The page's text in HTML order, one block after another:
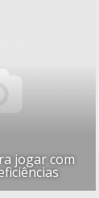
jogar com